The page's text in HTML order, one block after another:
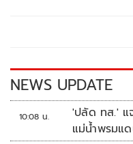
k k
NEWS UPDATE
10:08 น.
'ปลัด ทส.' แ
แม่น้ำพรมแ